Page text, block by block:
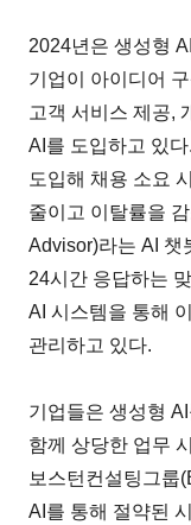
2024년은 생성형
기업이 아이디어
고객 서비스 제공,
AI를 도입하고 있
도입해 채용 소요
줄이고 이탈률을
Advisor)라는 AI 챗
24시간 응답하는
AI 시스템을 통해
관리하고 있다.
기업들은 생성형
함께 상당한 업무
보스턴컨설팅그룹
AI를 통해 절약된